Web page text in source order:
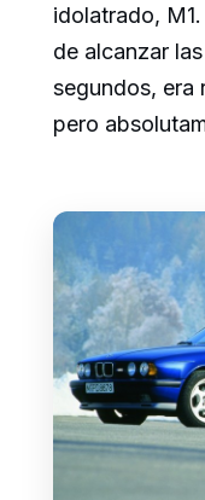
idolatrado,
de alcanzar
segundos, era
pero